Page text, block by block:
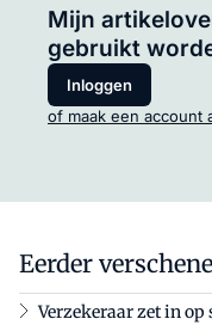
Mijn
gebruikt
Inloggen
of maak een account
Eerder
Verzekeraar zet in